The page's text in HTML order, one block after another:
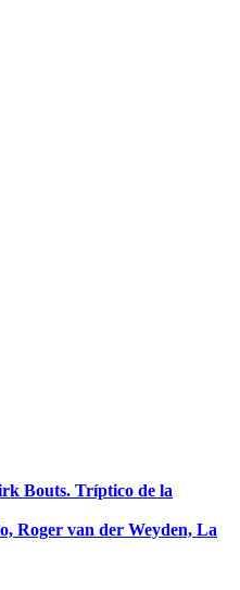
Bouts. Tríptico de la
Roger van der Weyden, La